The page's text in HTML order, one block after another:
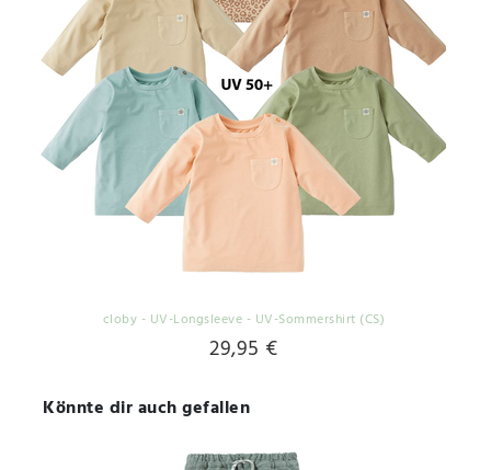
cloby - UV-Longsleeve - UV-Sommershirt (CS)
29,95 €
Könnte dir auch gefallen